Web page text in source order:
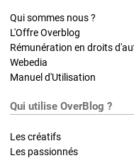
Qui sommes nous ?
L'Offre Overblog
Rémunération en droits
Webedia
Manuel d'Utilisation
Qui utilise OverBlog ?
Les créatifs
Les passionnés